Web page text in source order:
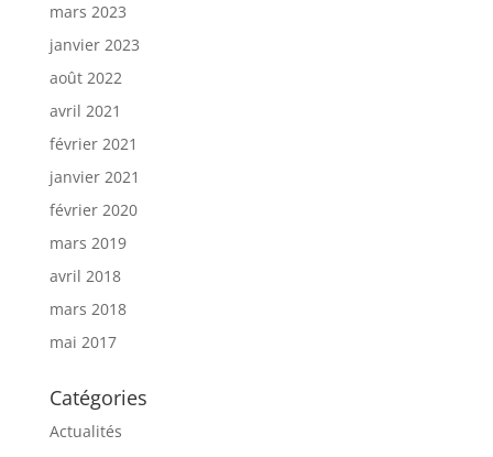
mars 2023
janvier 2023
août 2022
avril 2021
février 2021
janvier 2021
février 2020
mars 2019
avril 2018
mars 2018
mai 2017
Catégories
Actualités